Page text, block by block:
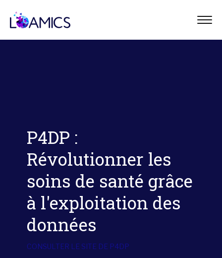
Menu
P4DP :
Révolutionner les
soins de santé grâce
à l'exploitation des
données
CONSULTER LE SITE DE P4DP